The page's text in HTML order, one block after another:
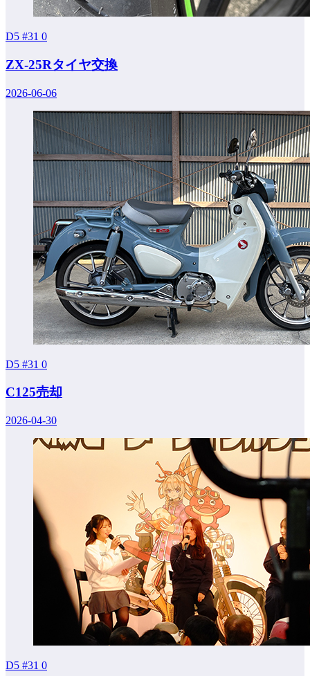
D5 #31 0
ZX-25Rタイヤ交換
2026-06-06
D5 #31 0
C125売却
2026-04-30
D5 #31 0